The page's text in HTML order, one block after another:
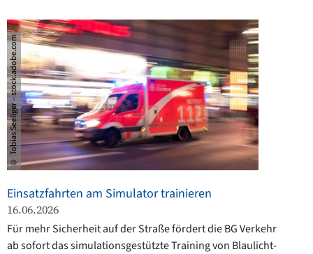
© Tobias Seeliger – stock.adobe.com
Einsatzfahrten am Simulator trainieren
16.06.2026
Für mehr Sicherheit auf der Straße fördert die BG Verkehr
ab sofort das simulationsgestützte Training von Blaulicht-